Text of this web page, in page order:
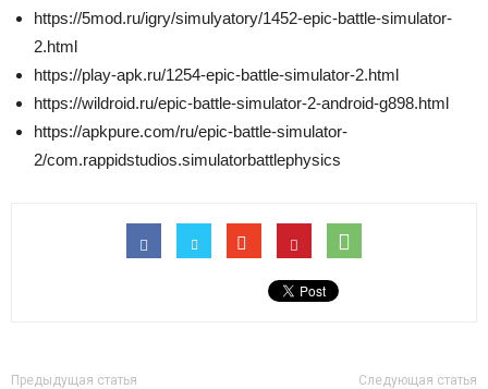
https://5mod.ru/igry/simulyatory/1452-epic-battle-simulator-
2.html
https://play-apk.ru/1254-epic-battle-simulator-2.html
https://wildroid.ru/epic-battle-simulator-2-android-g898.html
https://apkpure.com/ru/epic-battle-simulator-
2/com.rappidstudios.simulatorbattlephysics
Предыдущая статья Следующая статья